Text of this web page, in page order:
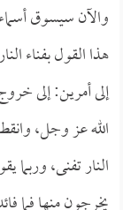
والآن سيسوق
هذا القول بفناء
إلى أمرين: إلى
الله عز وجل،
النار تفنى، وربما